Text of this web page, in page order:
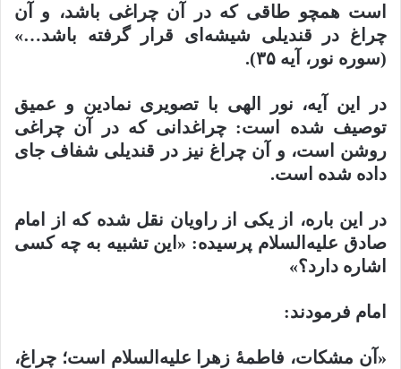
است همچو طاقی که در آن چراغی باشد، و آن
چراغ در قندیلی شیشه‌ای قرار گرفته باشد…»
(سوره نور، آیه ۳۵).
در این آیه، نور الهی با تصویری نمادین و عمیق
توصیف شده است: چراغدانی که در آن چراغی
روشن است، و آن چراغ نیز در قندیلی شفاف جای
داده شده است.
در این باره، از یکی از راویان نقل شده که از امام
صادق علیه‌السلام پرسیده: «این تشبیه به چه کسی
اشاره دارد؟»
امام فرمودند:
«آن مشکات، فاطمهٔ زهرا علیه‌السلام است؛ چراغ،